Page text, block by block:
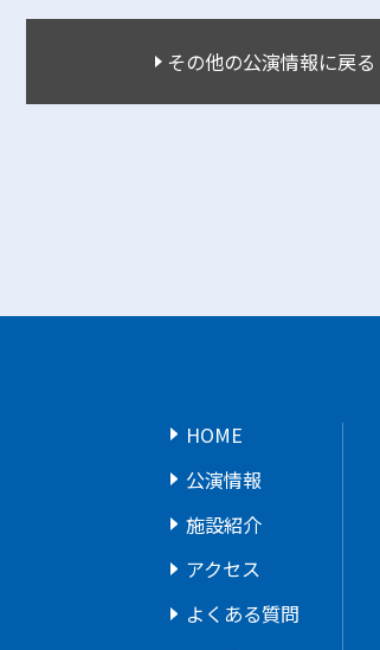
その他の公演情報に戻る
HOME
公演情報
施設紹介
アクセス
よくある質問